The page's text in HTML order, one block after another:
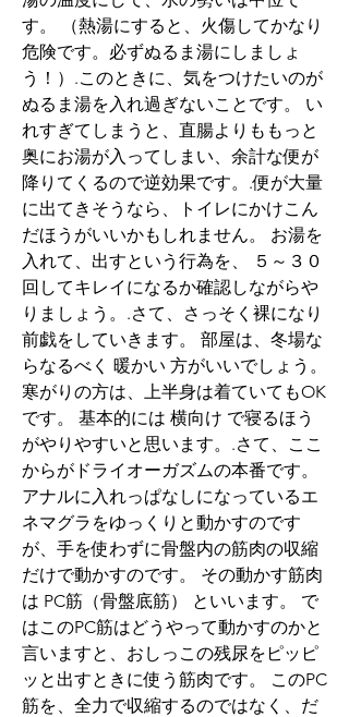
す。 （熱湯にすると、火傷してかなり
危険です。必ずぬるま湯にしましょ
う！）.このときに、気をつけたいのが
ぬるま湯を入れ過ぎないことです。 い
れすぎてしまうと、直腸よりももっと
奥にお湯が入ってしまい、余計な便が
降りてくるので逆効果です。.便が大量
に出てきそうなら、トイレにかけこん
だほうがいいかもしれません。 お湯を
入れて、出すという行為を、 ５～３０
回してキレイになるか確認しながらや
りましょう。.さて、さっそく裸になり
前戯をしていきます。 部屋は、冬場な
らなるべく 暖かい 方がいいでしょう。
寒がりの方は、上半身は着ていてもOK
です。 基本的には 横向け で寝るほう
がやりやすいと思います。.さて、ここ
からがドライオーガズムの本番です。
アナルに入れっぱなしになっているエ
ネマグラをゆっくりと動かすのです
が、手を使わずに骨盤内の筋肉の収縮
だけで動かすのです。 その動かす筋肉
は PC筋（骨盤底筋） といいます。 で
はこのPC筋はどうやって動かすのかと
言いますと、おしっこの残尿をピッピ
ッと出すときに使う筋肉です。 このPC
筋を、全力で収縮するのではなく、だ